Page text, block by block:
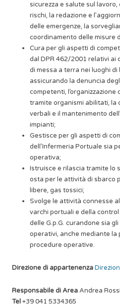
sicurezza e salute sul
rischi, la redazione e
delle emergenze, la
coordinamento delle misure
Cura per gli aspetti di
dal DPR 462/2001 relativi ai
di messa a terra nei luoghi di
assicurando la denuncia
competenti,
tramite organismi abilitati, la
verbali e il mantenimento
impianti;
Gestisce per gli aspetti di
dell’Infermeria Portuale sia
operativa;
Istruisce e rilascia tramite lo
osta per le attività di sbarco
libere, gas tossici;
Svolge le attività connesse
varchi portuali e della
delle G.p.G. curandone sia
operativi, anche mediante la
procedure operative.
Direzione di appartenenza
Responsabile di AreaAndrea Rossi
Tel+39 041 5334365